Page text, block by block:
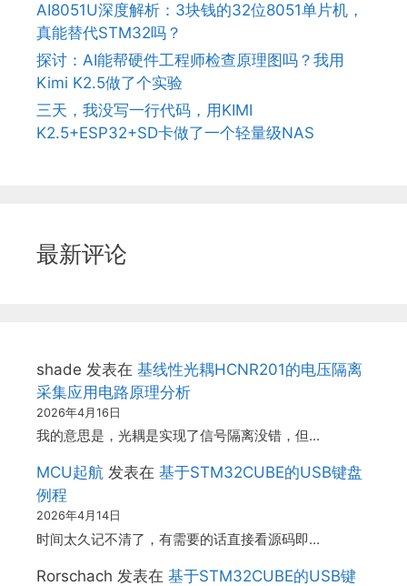
AI8051U深度解析：3块钱的32位8051单片机，
真能替代STM32吗？
探讨：AI能帮硬件工程师检查原理图吗？我用
Kimi K2.5做了个实验
三天，我没写一行代码，用KIMI
K2.5+ESP32+SD卡做了一个轻量级NAS
最新评论
shade 发表在 基线性光耦HCNR201的电压隔离
采集应用电路原理分析
2026年4月16日
我的意思是，光耦是实现了信号隔离没错，但…
MCU起航 发表在 基于STM32CUBE的USB键盘
例程
2026年4月14日
时间太久记不清了，有需要的话直接看源码即…
Rorschach 发表在 基于STM32CUBE的USB键